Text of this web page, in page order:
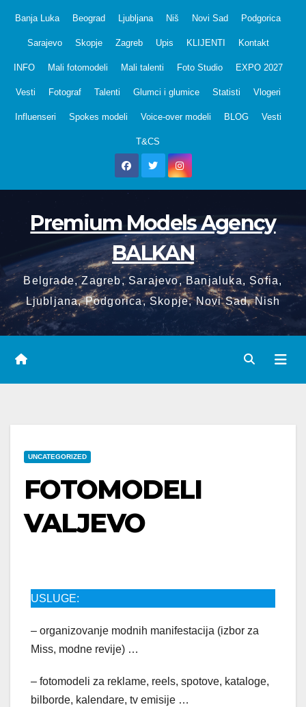
Banja Luka Beograd Ljubljana Niš Novi Sad Podgorica
Sarajevo Skopje Zagreb Upis KLIJENTI Kontakt
INFO Mali fotomodeli Mali talenti Foto Studio EXPO 2027
Vesti Fotograf Talenti Glumci i glumice Statisti Vlogeri
Influenseri Spokes modeli Voice-over modeli BLOG Vesti
T&CS
Premium Models Agency
BALKAN
Belgrade, Zagreb, Sarajevo, Banjaluka, Sofia,
Ljubljana, Podgorica, Skopje, Novi Sad, Nish
UNCATEGORIZED
FOTOMODELI
VALJEVO
USLUGE:
– organizovanje modnih manifestacija (izbor za
Miss, modne revije) …
– fotomodeli za reklame, reels, spotove, kataloge,
bilborde, kalendare, tv emisije …